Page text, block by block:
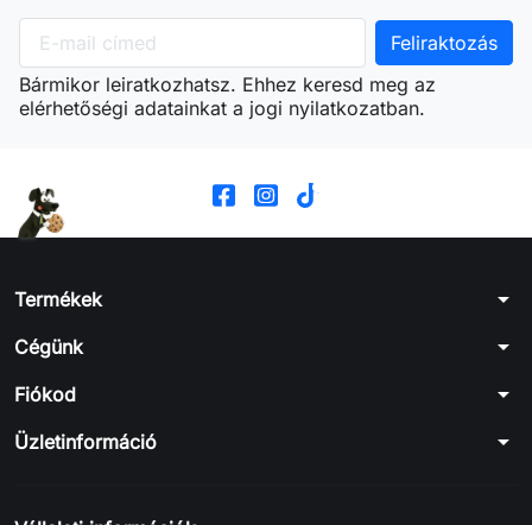
Bármikor leiratkozhatsz. Ehhez keresd meg az
elérhetőségi adatainkat a jogi nyilatkozatban.
Termékek arrow_drop_down
Cégünk arrow_drop_down
Fiókod arrow_drop_down
Üzletinformáció arrow_drop_down